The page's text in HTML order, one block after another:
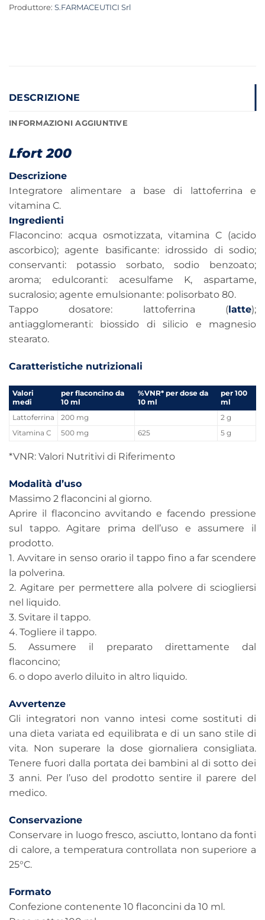
Produttore: S.FARMACEUTICI Srl
DESCRIZIONE
INFORMAZIONI AGGIUNTIVE
Lfort 200
Descrizione
Integratore alimentare a base di lattoferrina e
vitamina C.
Ingredienti
Flaconcino: acqua osmotizzata, vitamina C (acido
ascorbico); agente basificante: idrossido di sodio;
conservanti: potassio sorbato, sodio benzoato;
aroma; edulcoranti: acesulfame K, aspartame,
sucralosio; agente emulsionante: polisorbato 80.
Tappo dosatore: lattoferrina (latte);
antiagglomeranti: biossido di silicio e magnesio
stearato.
Caratteristiche nutrizionali
Valori
medi
per flaconcino da
10 ml
%VNR* per dose da
10 ml
per 100
ml
Lattoferrina
200 mg
2 g
Vitamina C
500 mg 625 5 g
*VNR: Valori Nutritivi di Riferimento
Modalità d’uso
Massimo 2 flaconcini al giorno.
Aprire il flaconcino avvitando e facendo pressione
sul tappo. Agitare prima dell’uso e assumere il
prodotto.
1. Avvitare in senso orario il tappo fino a far scendere
la polverina.
2. Agitare per permettere alla polvere di sciogliersi
nel liquido.
3. Svitare il tappo.
4. Togliere il tappo.
5. Assumere il preparato direttamente dal
flaconcino;
6. o dopo averlo diluito in altro liquido.
Avvertenze
Gli integratori non vanno intesi come sostituti di
una dieta variata ed equilibrata e di un sano stile di
vita. Non superare la dose giornaliera consigliata.
Tenere fuori dalla portata dei bambini al di sotto dei
3 anni. Per l’uso del prodotto sentire il parere del
medico.
Conservazione
Conservare in luogo fresco, asciutto, lontano da fonti
di calore, a temperatura controllata non superiore a
25°C.
Formato
Confezione contenente 10 flaconcini da 10 ml.